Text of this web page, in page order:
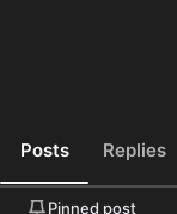
Posts Replies
Pinned post